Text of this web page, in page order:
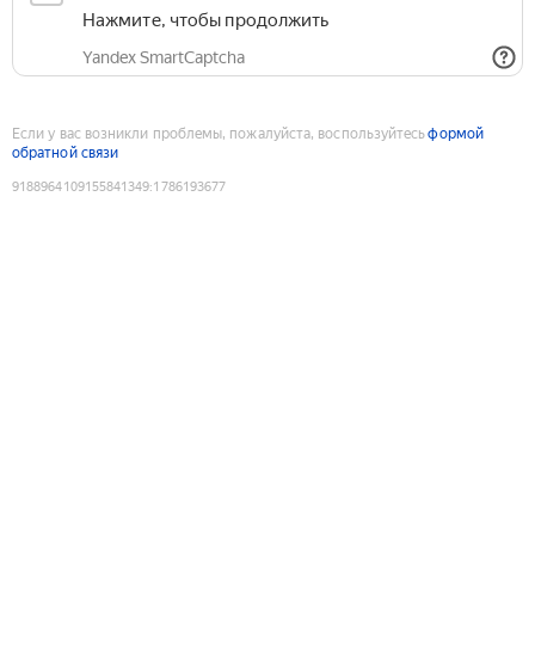
Нажмите, чтобы продолжить
Yandex SmartCaptcha
Если у вас возникли проблемы, пожалуйста, воспользуйтесьформой
обратной связи
9188964109155841349:1786193677